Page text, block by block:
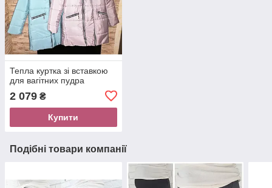
Тепла куртка зі вставкою
для вагітних пудра
2 079 ₴
Купити
Подібні товари компанії